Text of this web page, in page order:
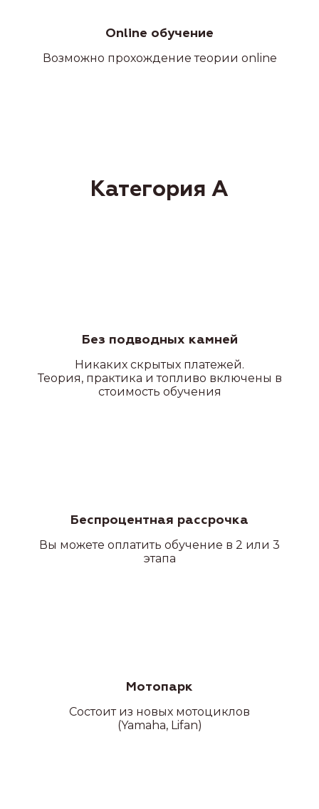
Online обучение
Возможно прохождение теории online
Без подводных камней
Никаких скрытых платежей.
Теория, практика и топливо включены в
стоимость обучения
Беспроцентная рассрочка
Вы можете оплатить обучение в 2 или 3
этапа
Мотопарк
Состоит из новых мотоциклов
(Yamaha, Lifan)